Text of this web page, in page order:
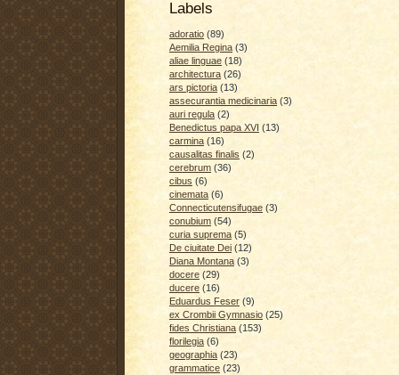
Labels
adoratio (89)
Aemilia Regina (3)
aliae linguae (18)
architectura (26)
ars pictoria (13)
assecurantia medicinaria (3)
auri regula (2)
Benedictus papa XVI (13)
carmina (16)
causalitas finalis (2)
cerebrum (36)
cibus (6)
cinemata (6)
Connecticutensifugae (3)
conubium (54)
curia suprema (5)
De ciuitate Dei (12)
Diana Montana (3)
docere (29)
ducere (16)
Eduardus Feser (9)
ex Crombii Gymnasio (25)
fides Christiana (153)
florilegia (6)
geographia (23)
grammatice (23)